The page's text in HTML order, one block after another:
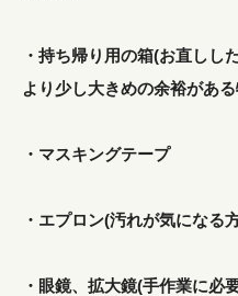
・持ち帰り用の箱(お直しし
より少し大きめの余裕があ
・マスキングテープ
・エプロン(汚れが気になる
・眼鏡、拡大鏡(手作業に必